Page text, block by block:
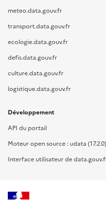
meteo.data.gouv.fr
transport.data.gouv.fr
ecologie.data.gouv.fr
defis.data.gouv.fr
culture.data.gouv.fr
logistique.data.gouv.fr
Développement
API du portail
Moteur open source : udata (17.2.0)
Interface utilisateur de